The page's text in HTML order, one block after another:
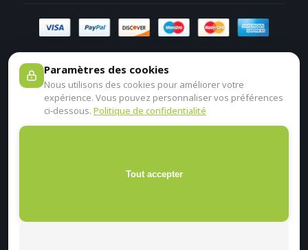
Paramètres des cookies
Nous utilisons des cookies pour améliorer votre
expérience. Vous pouvez personnaliser vos préférences
ci-dessous. Politique de confidentialité
Tout accepter